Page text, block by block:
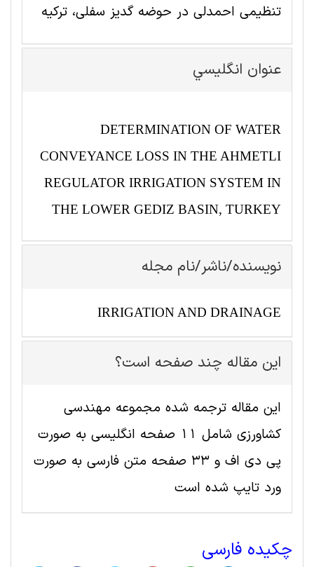
تنظیمی احمدلی در حوضه گدیز سفلی، ترکیه
عنوان انگليسي
DETERMINATION OF WATER
CONVEYANCE LOSS IN THE AHMETLI
REGULATOR IRRIGATION SYSTEM IN
THE LOWER GEDIZ BASIN, TURKEY
نویسنده/ناشر/نام مجله
IRRIGATION AND DRAINAGE
این مقاله چند صفحه است؟
این مقاله ترجمه شده مجموعه مهندسی
كشاورزی شامل 11 صفحه انگلیسی به صورت
پی دی اف و 33 صفحه متن فارسی به صورت
ورد تایپ شده است
چکیده فارسی